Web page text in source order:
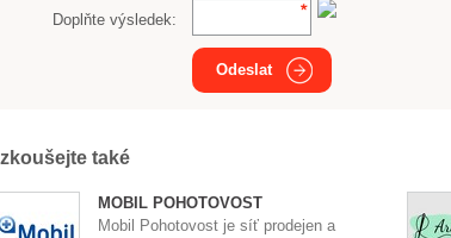
Doplňte výsledek:
Odeslat
také
MOBIL POHOTOVOST
Mobil Pohotovost je síť prodejen a